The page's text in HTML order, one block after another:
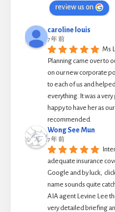
review us on
caroline louis
7 年 前
Ms
Planning came over to
on our new corporate
to each of us and
everything. It was a
happy to have her as
recommended.
Wong See Mun
7 年 前
adequate insurance
Google and by luck,
name sounds quite
AIA agent Levine Lee
very detailed briefing